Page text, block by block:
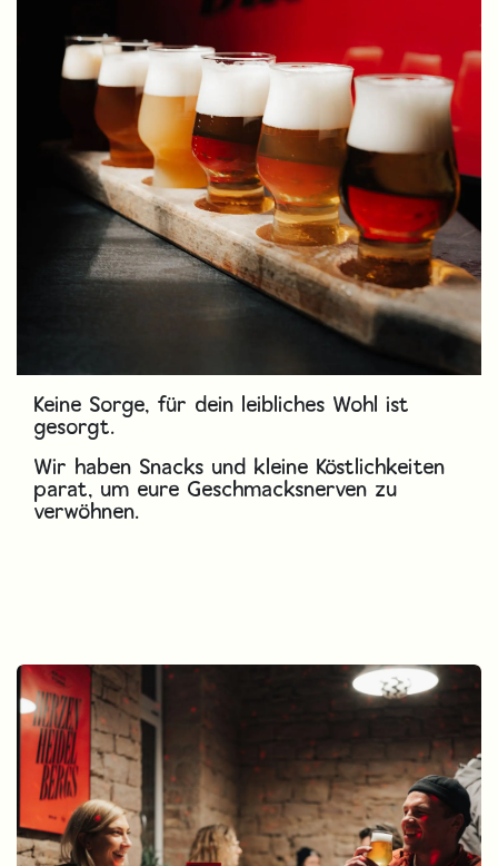
Keine Sorge, für dein leibliches Wohl ist
gesorgt.
Wir haben Snacks und kleine Köstlichkeiten
parat, um eure Geschmacksnerven zu
verwöhnen.